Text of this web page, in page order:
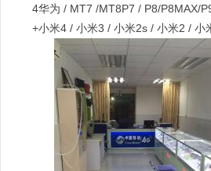
4华为 / MT7 /MT8P7 / P8/P8MAX/
+小米4 / 小米3 / 小米2s / 小米2 /